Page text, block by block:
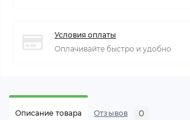
Условия оплаты
Оплачивайте быстро и удобно
Описание товара Отзывов 0